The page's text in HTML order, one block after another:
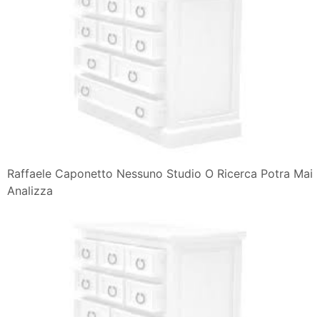
Raffaele Caponetto Nessuno Studio O Ricerca Potra Mai
Analizza